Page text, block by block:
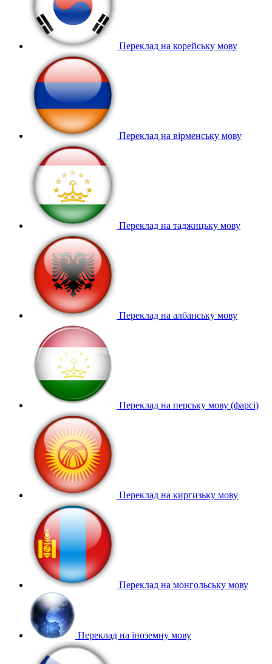
Переклад на корейську мову
Переклад на вірменську мову
Переклад на таджицьку мову
Переклад на албанську мову
Переклад на перську мову (фарсі)
Переклад на киргизьку мову
Переклад на монгольську мову
Переклад на іноземну мову